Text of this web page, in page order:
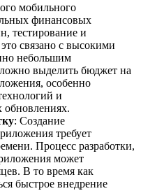
мобильного
финансовых
тестирование и
связано с высокими
небольшим
выделить бюджет на
особенно
и
обновлениях.
: Создание
требует
Процесс разработки,
может
В то время как
быстрое внедрение